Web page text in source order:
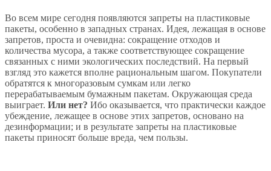
Во всем мире сегодня появляются запреты на пластиковые
пакеты, особенно в западных странах. Идея, лежащая в основе
запретов, проста и очевидна: сокращение отходов и
количества мусора, а также соответствующее сокращение
связанных с ними экологических последствий. На первый
взгляд это кажется вполне рациональным шагом. Покупатели
обратятся к многоразовым сумкам или легко
перерабатываемым бумажным пакетам. Окружающая среда
выиграет. Или нет? Ибо оказывается, что практически каждое
убеждение, лежащее в основе этих запретов, основано на
дезинформации; и в результате запреты на пластиковые
пакеты приносят больше вреда, чем пользы.